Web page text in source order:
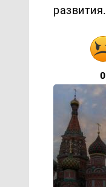
развития.
0